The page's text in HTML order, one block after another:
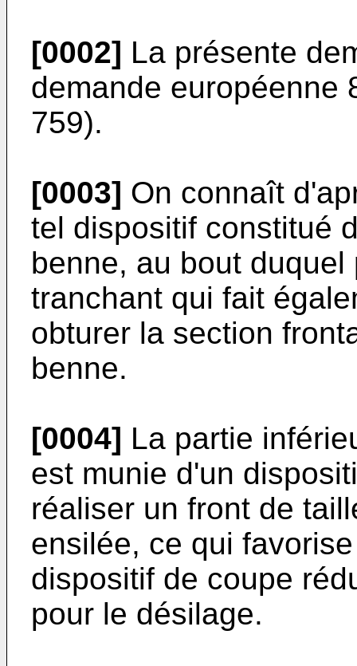
[0002] La présente
demande européenne
759).
[0003] On connaît
tel dispositif constitué
benne, au bout
tranchant qui fait
obturer la section
benne.
[0004] La partie
est munie d'un
réaliser un front de
ensilée, ce qui
dispositif de coupe
pour le désilage.